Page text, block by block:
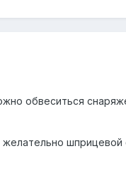
обвеситься
шприцевой